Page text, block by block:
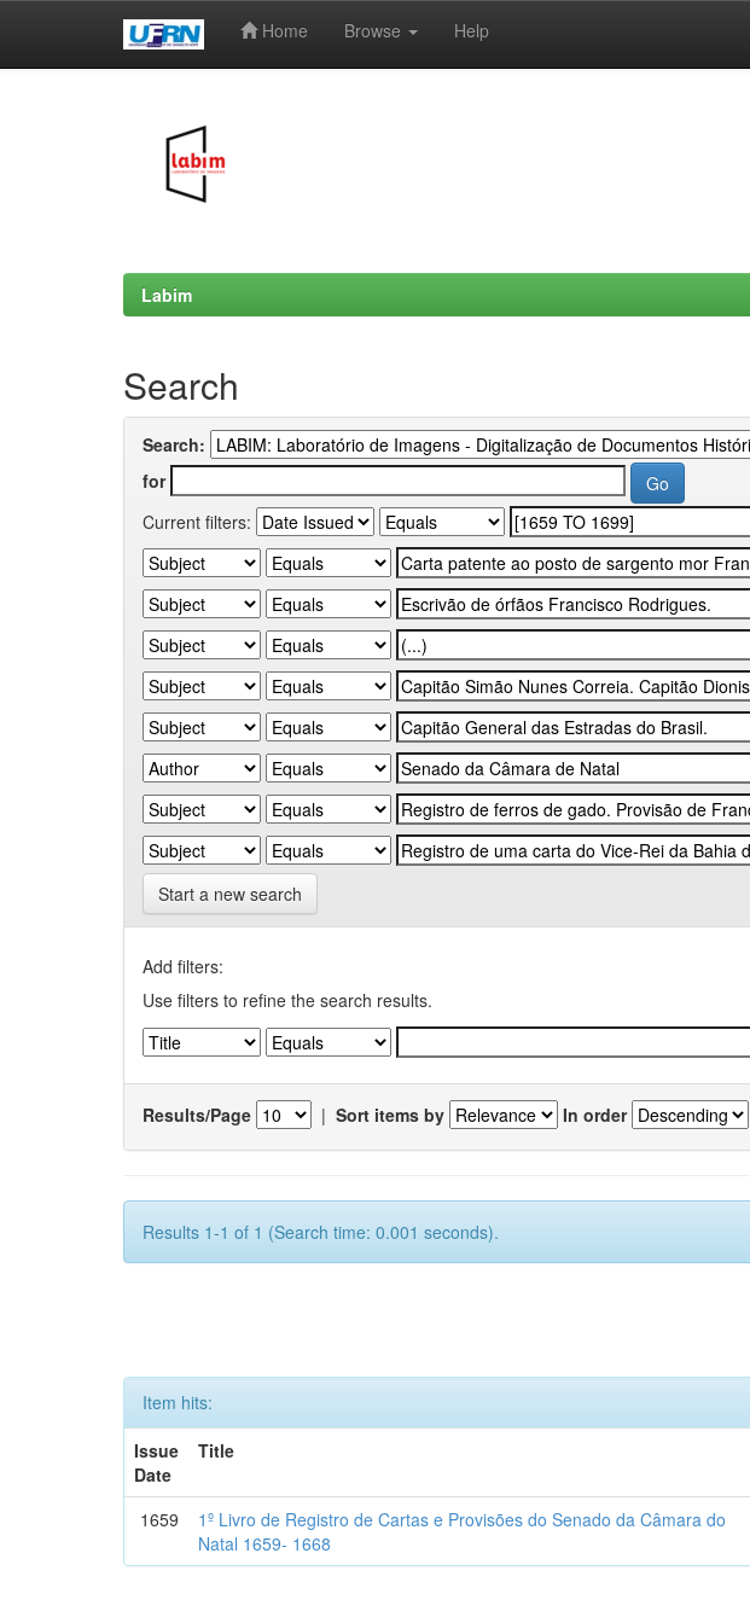
Home Browse Help
Labim
Search
Search:
for
Current filters:
Start a new search
Add filters:
Use filters to refine the search results.
Results/Page | Sort items by In order
Results 1-1 of 1 (Search time: 0.001 seconds).
Item hits:
Issue
Date
Title
1659
1º Livro de Registro de Cartas e Provisões do Senado da Câmara do
Natal 1659- 1668